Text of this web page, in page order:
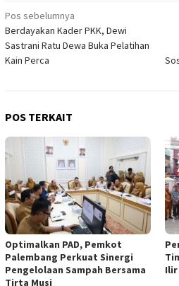
Navigasi
pos
Pos sebelumnya
Berdayakan Kader PKK, Dewi
Sastrani Ratu Dewa Buka Pelatihan
Kain Perca
POS TERKAIT
Optimalkan PAD, Pemkot
Palembang Perkuat Sinergi
Pengelolaan Sampah Bersama
Tirta Musi
Ilir